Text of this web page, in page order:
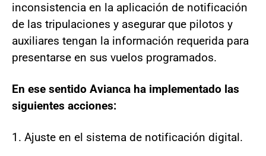
inconsistencia en la aplicación de notificación
de las tripulaciones y asegurar que pilotos y
auxiliares tengan la información requerida para
presentarse en sus vuelos programados.
En ese sentido Avianca ha implementado las
siguientes acciones:
1. Ajuste en el sistema de notificación digital.